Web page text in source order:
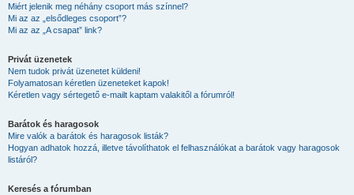
Miért jelenik meg néhány csoport más színnel?
Mi az az „elsődleges csoport”?
Mi az az „A csapat” link?
Privát üzenetek
Nem tudok privát üzenetet küldeni!
Folyamatosan kéretlen üzeneteket kapok!
Kéretlen vagy sértegető e-mailt kaptam valakitől a fórumról!
Barátok és haragosok
Mire valók a barátok és haragosok listák?
Hogyan adhatok hozzá, illetve távolíthatok el felhasználókat a barátok vagy haragosok
listáról?
Keresés a fórumban